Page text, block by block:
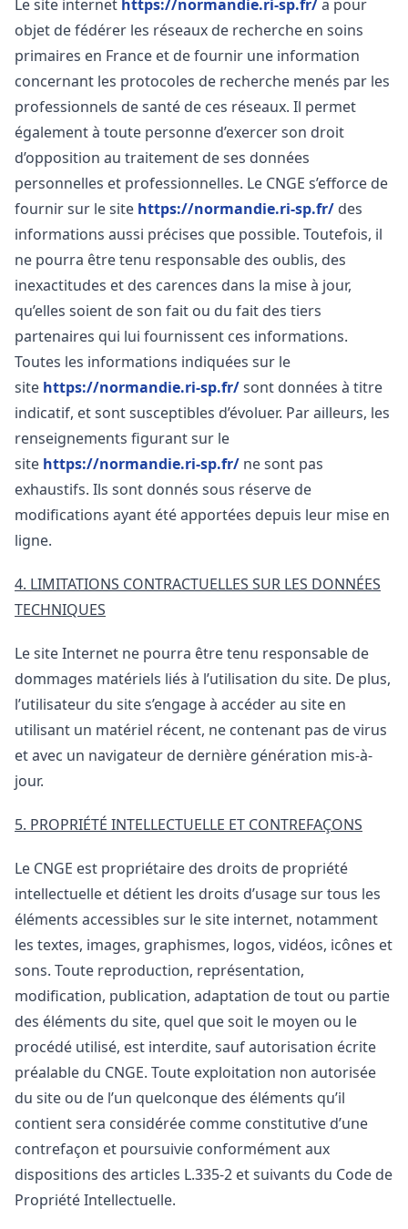
Le site internet https://normandie.ri-sp.fr/ a pour
objet de fédérer les réseaux de recherche en soins
primaires en France et de fournir une information
concernant les protocoles de recherche menés par les
professionnels de santé de ces réseaux. Il permet
également à toute personne d’exercer son droit
d’opposition au traitement de ses données
personnelles et professionnelles. Le CNGE s’efforce de
fournir sur le site https://normandie.ri-sp.fr/ des
informations aussi précises que possible. Toutefois, il
ne pourra être tenu responsable des oublis, des
inexactitudes et des carences dans la mise à jour,
qu’elles soient de son fait ou du fait des tiers
partenaires qui lui fournissent ces informations.
Toutes les informations indiquées sur le
site https://normandie.ri-sp.fr/sont données à titre
indicatif, et sont susceptibles d’évoluer. Par ailleurs, les
renseignements figurant sur le
site https://normandie.ri-sp.fr/ ne sont pas
exhaustifs. Ils sont donnés sous réserve de
modifications ayant été apportées depuis leur mise en
ligne.
4. LIMITATIONS CONTRACTUELLES SUR LES DONNÉES
TECHNIQUES
Le site Internet ne pourra être tenu responsable de
dommages matériels liés à l’utilisation du site. De plus,
l’utilisateur du site s’engage à accéder au site en
utilisant un matériel récent, ne contenant pas de virus
et avec un navigateur de dernière génération mis-à-
jour.
5. PROPRIÉTÉ INTELLECTUELLE ET CONTREFAÇONS
Le CNGE est propriétaire des droits de propriété
intellectuelle et détient les droits d’usage sur tous les
éléments accessibles sur le site internet, notamment
les textes, images, graphismes, logos, vidéos, icônes et
sons. Toute reproduction, représentation,
modification, publication, adaptation de tout ou partie
des éléments du site, quel que soit le moyen ou le
procédé utilisé, est interdite, sauf autorisation écrite
préalable du CNGE. Toute exploitation non autorisée
du site ou de l’un quelconque des éléments qu’il
contient sera considérée comme constitutive d’une
contrefaçon et poursuivie conformément aux
dispositions des articles L.335-2 et suivants du Code de
Propriété Intellectuelle.